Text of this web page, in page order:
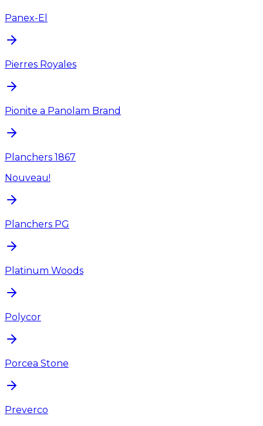
Panex-El
Pierres Royales
Pionite a Panolam Brand
Planchers 1867
Nouveau!
Planchers PG
Platinum Woods
Polycor
Porcea Stone
Preverco